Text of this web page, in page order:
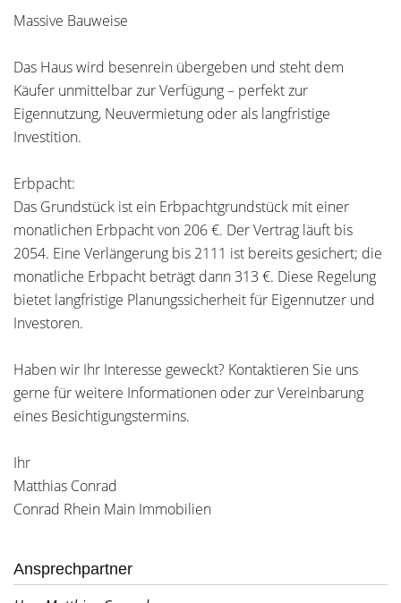
Massive Bauweise
Das Haus wird besenrein übergeben und steht dem
Käufer unmittelbar zur Verfügung – perfekt zur
Eigennutzung, Neuvermietung oder als langfristige
Investition.
Erbpacht:
Das Grundstück ist ein Erbpachtgrundstück mit einer
monatlichen Erbpacht von 206 €. Der Vertrag läuft bis
2054. Eine Verlängerung bis 2111 ist bereits gesichert; die
monatliche Erbpacht beträgt dann 313 €. Diese Regelung
bietet langfristige Planungssicherheit für Eigennutzer und
Investoren.
Haben wir Ihr Interesse geweckt? Kontaktieren Sie uns
gerne für weitere Informationen oder zur Vereinbarung
eines Besichtigungstermins.
Ihr
Matthias Conrad
Conrad Rhein Main Immobilien
Ansprechpartner